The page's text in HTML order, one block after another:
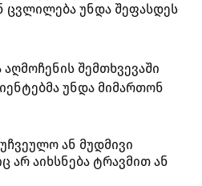
ცვლილება უნდა შეფასდეს
შემთხვევაში
უნდა მიმართონ
ან მუდმივი
არ აიხსნება ტრავმით ან